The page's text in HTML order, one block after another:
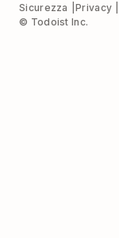
Sicurezza Privacy
© Todoist Inc.